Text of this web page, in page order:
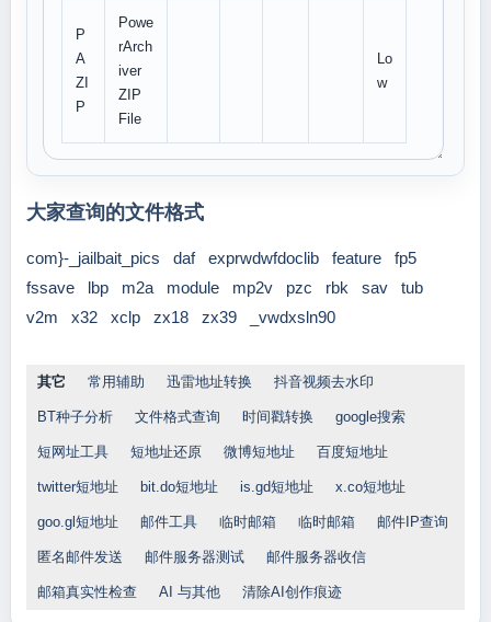
P
A
ZI
P
Powe
rArch
iver
ZIP
File
Lo
w
大家查询的文件格式
com}-_jailbait_pics daf exprwdwfdoclib feature
fp5
fssave
lbp m2a module mp2v pzc rbk sav
tub
v2m
x32 xclp zx18 zx39 _vwdxsln90
其它 常用辅助 迅雷地址转换 抖音视频去水印
BT种子分析 文件格式查询 时间戳转换 google搜索
短网址工具 短地址还原 微博短地址 百度短地址
twitter短地址 bit.do短地址 is.gd短地址 x.co短地址
goo.gl短地址 邮件工具 临时邮箱 临时邮箱 邮件IP查询
匿名邮件发送 邮件服务器测试 邮件服务器收信
邮箱真实性检查 AI 与其他 清除AI创作痕迹